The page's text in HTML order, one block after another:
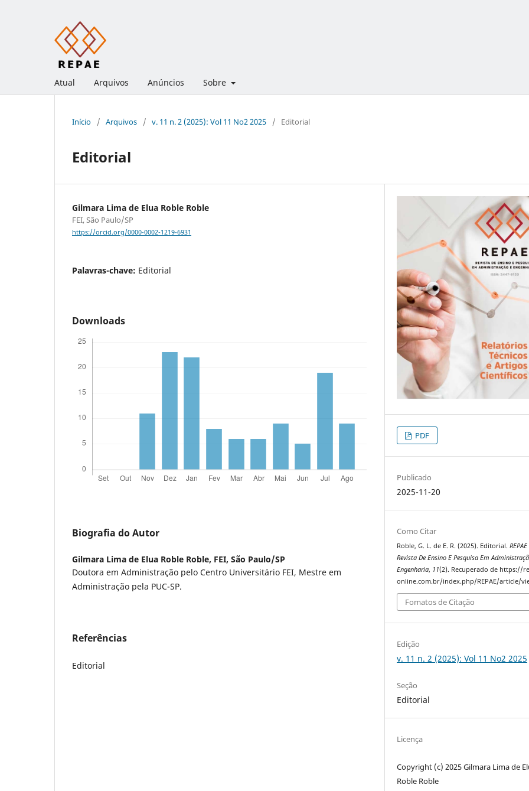
Atual Arquivos Anúncios Sobre
Início / Arquivos / v. 11 n. 2 (2025): Vol 11 No2 2025 / Editorial
Editorial
Gilmara Lima de Elua Roble Roble
FEI, São Paulo/SP
https://orcid.org/0000-0002-1219-6931
Palavras-chave: Editorial
Downloads
Biografia do Autor
Gilmara Lima de Elua Roble Roble, FEI, São Paulo/SP
Doutora em Administração pelo Centro Universitário FEI, Mestre em
Administração pela PUC-SP.
Referências
Editorial
PDF
Publicado
2025-11-20
Como Citar
Roble, G. L. de E. R. (2025). Editorial.REPAE
Revista De Ensino E Pesquisa Em
Engenharia, 11(2). Recuperado de https://
online.com.br/index.php/REPAE/article/
Fomatos de Citação
Edição
v. 11 n. 2 (2025): Vol 11 No2 2025
Seção
Editorial
Licença
Copyright (c) 2025 Gilmara Lima de
Roble Roble